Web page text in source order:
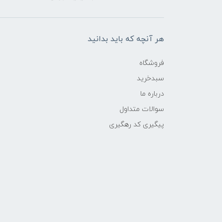
هر آنچه که باید بدانید
فروشگاه
سبدخرید
درباره ما
سوالات متداول
پیگیری کد رهگیری